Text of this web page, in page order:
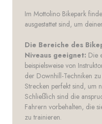
Im Mottolino Bikepark
ausgestattet sind, um
Die Bereiche des
Niveaus geeignet: Die
beispielsweise von
der Downhill-Techniken
Strecken perfekt sind, um
Schließlich sind die
Fahrern vorbehalten, die
zu trainieren.